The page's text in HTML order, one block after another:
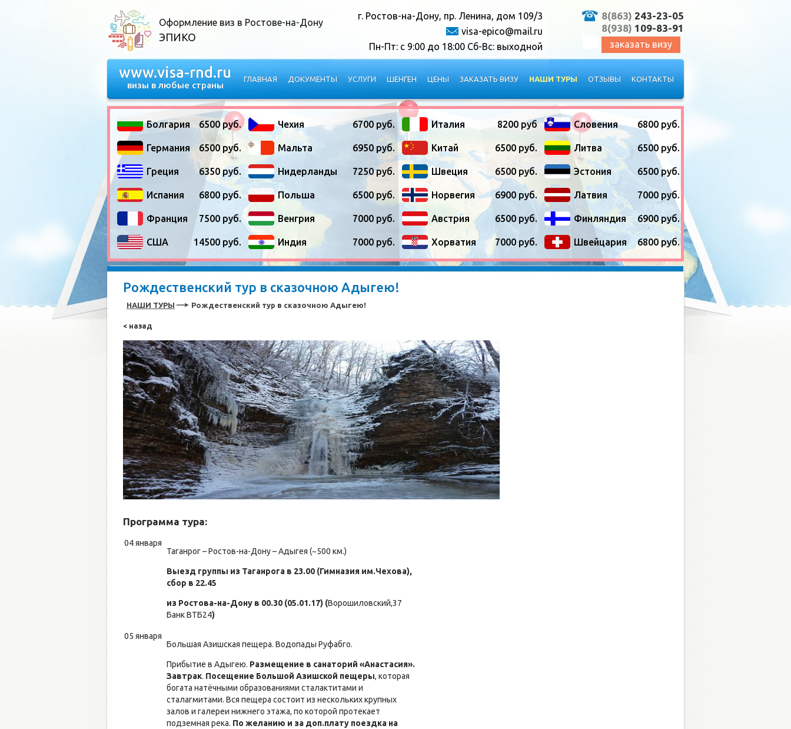
Оформление виз в Ростове-на-Дону
ЭПИКО
г. Ростов-на-Дону, пр. Ленина, дом 109/3
visa-epico@mail.ru
Пн-Пт: с 9:00 до 18:00 Сб-Вс: выходной
8(863) 243-23-05
8(938) 109-83-91
заказать визу
www.visa-rnd.ru
визы в любые страны
ГЛАВНАЯ ДОКУМЕНТЫ УСЛУГИ ШЕНГЕН ЦЕНЫ ЗАКАЗАТЬ ВИЗУ НАШИ ТУРЫ ОТЗЫВЫ КОНТАКТЫ
Болгария 6500 руб.
Германия 6500 руб.
Греция 6350 руб.
Испания 6800 руб.
Франция 7500 руб.
США 14500 руб.
Чехия 6700 руб.
Мальта 6950 руб.
Нидерланды 7250 руб.
Польша 6500 руб.
Венгрия 7000 руб.
Индия 7000 руб.
Италия 8200 руб
Китай 6500 руб.
Швеция 6500 руб.
Норвегия 6900 руб.
Австрия 6500 руб.
Хорватия 7000 руб.
Словения 6800 руб.
Литва 6500 руб.
Эстония 6500 руб.
Латвия 7000 руб.
Финляндия 6900 руб.
Швейцария 6800 руб.
Рождественский тур в сказочною Адыгею!
НАШИ ТУРЫ Рождественский тур в сказочною Адыгею!
< назад
Программа тура:
04 января
Таганрог – Ростов-на-Дону – Адыгея (~500 км.)
Выезд группы из Таганрога в 23.00 (Гимназия им.Чехова),
сбор в 22.45
из Ростова-на-Дону в 00.30 (05.01.17) (Ворошиловский,37
Банк ВТБ24)
05 января
Большая Азишская пещера. Водопады Руфабго.
Прибытие в Адыгею. Размещение в санаторий «Анастасия».
Завтрак. Посещение Большой Азишской пещеры, которая
богата натёчными образованиями сталактитами и
сталагмитами. Вся пещера состоит из нескольких крупных
залов и галереи нижнего этажа, по которой протекает
подземная река. По желанию и за доп.плату поездка на